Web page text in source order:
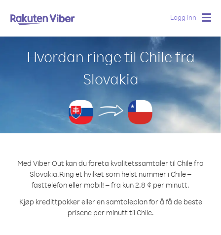
Logg Inn
Hvordan ringe til Chile fra
Slovakia
Med Viber Out kan du foreta kvalitetssamtaler til Chile fra
Slovakia.Ring et hvilket som helst nummer i Chile –
fasttelefon eller mobil! – fra kun 2.8 ¢ per minutt.
Kjøp kredittpakker eller en samtaleplan for å få de beste
prisene per minutt til Chile.